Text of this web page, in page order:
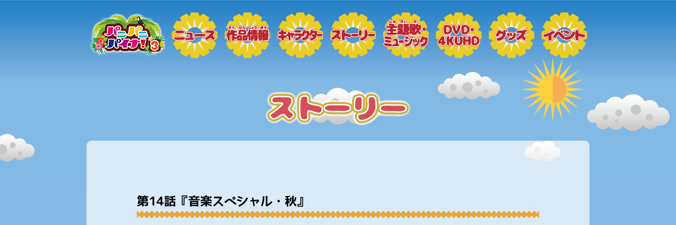
第14話『音楽スペシャル・秋』